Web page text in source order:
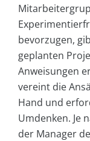
bevorzugen,
geplanten
Anweisungen
vereint die
Hand und
Umdenken. Je
der Manager